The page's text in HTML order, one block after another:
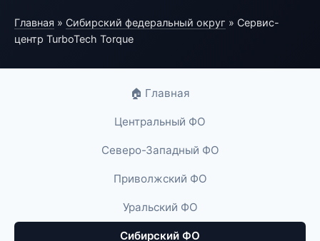
Главная » Сибирский федеральный округ » Сервис-
центр TurboTech Torque
🏠 Главная
Центральный ФО
Северо-Западный ФО
Приволжский ФО
Уральский ФО
Сибирский ФО